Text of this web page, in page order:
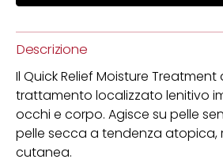
Descrizione
Il Quick Relief Moisture Treatment
trattamento localizzato lenitivo
occhi e corpo. Agisce su pelle
pelle secca a tendenza atopica,
cutanea.